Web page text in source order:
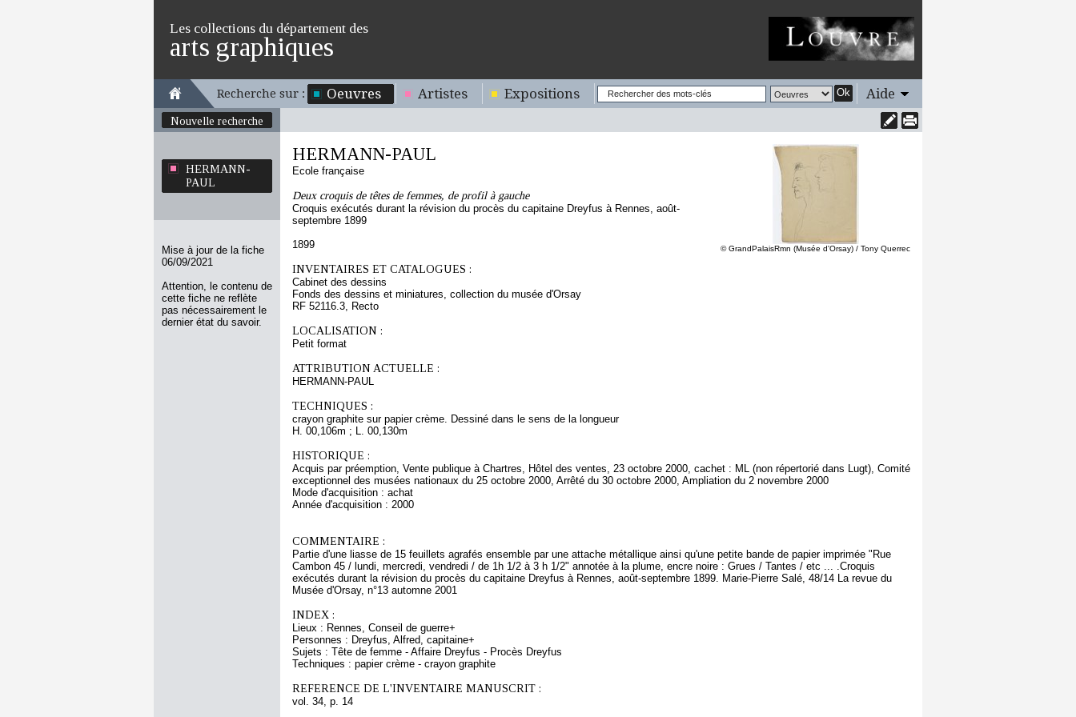
Les collections du département des
arts graphiques
Recherche sur : Oeuvres Artistes Expositions Ok Aide
Nouvelle recherche
HERMANN-
PAUL
Mise à jour de la fiche
06/09/2021
Attention, le contenu de
cette fiche ne reflète
pas nécessairement le
dernier état du savoir.
© GrandPalaisRmn (Musée d'Orsay) / Tony Querrec
HERMANN-PAUL
Ecole française
Deux croquis de têtes de femmes, de profil à gauche
Croquis exécutés durant la révision du procès du capitaine Dreyfus à Rennes, août-
septembre 1899
1899
INVENTAIRES ET CATALOGUES :
Cabinet des dessins
Fonds des dessins et miniatures, collection du musée d'Orsay
RF 52116.3, Recto
LOCALISATION :
Petit format
ATTRIBUTION ACTUELLE :
HERMANN-PAUL
TECHNIQUES :
crayon graphite sur papier crème. Dessiné dans le sens de la longueur
H. 00,106m ; L. 00,130m
HISTORIQUE :
Acquis par préemption, Vente publique à Chartres, Hôtel des ventes, 23 octobre 2000, cachet : ML (non répertorié dans Lugt), Comité
exceptionnel des musées nationaux du 25 octobre 2000, Arrêté du 30 octobre 2000, Ampliation du 2 novembre 2000
Mode d'acquisition : achat
Année d'acquisition : 2000
COMMENTAIRE :
Partie d'une liasse de 15 feuillets agrafés ensemble par une attache métallique ainsi qu'une petite bande de papier imprimée "Rue
Cambon 45 / lundi, mercredi, vendredi / de 1h 1/2 à 3 h 1/2" annotée à la plume, encre noire : Grues / Tantes / etc ... .Croquis
exécutés durant la révision du procès du capitaine Dreyfus à Rennes, août-septembre 1899. Marie-Pierre Salé, 48/14 La revue du
Musée d'Orsay, n°13 automne 2001
INDEX :
Lieux : Rennes, Conseil de guerre+
Personnes : Dreyfus, Alfred, capitaine+
Sujets : Tête de femme - Affaire Dreyfus - Procès Dreyfus
Techniques : papier crème - crayon graphite
REFERENCE DE L'INVENTAIRE MANUSCRIT :
vol. 34, p. 14